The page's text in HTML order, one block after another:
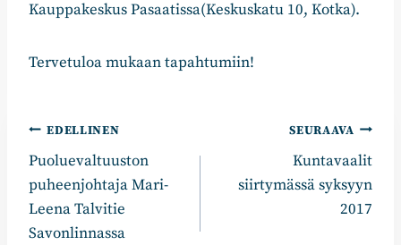
Kauppakeskus Pasaatissa(Keskuskatu 10, Kotka).
Tervetuloa mukaan tapahtumiin!​
Artikkelien
selaus
EDELLINEN
Puoluevaltuuston
puheenjohtaja Mari-
Leena Talvitie
Savonlinnassa
SEURAAVA
Kuntavaalit
siirtymässä syksyyn
2017